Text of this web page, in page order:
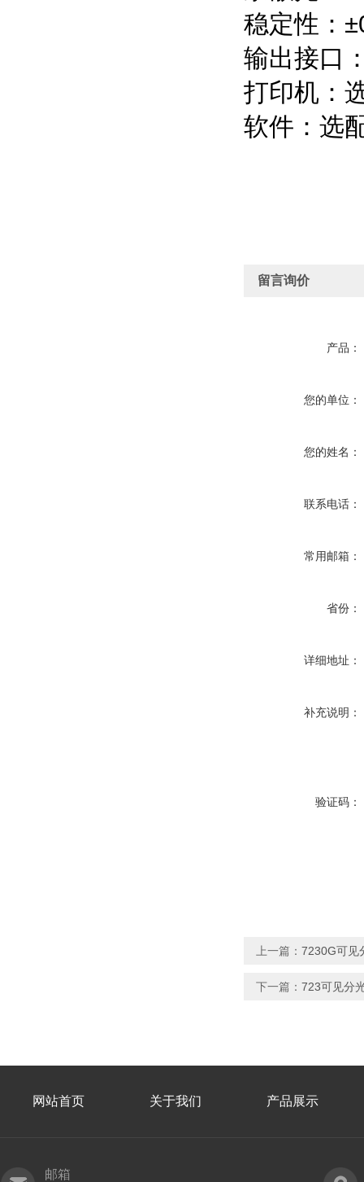
稳定性：
输出接口
打印机：
软件：选
留言询价
产品：
您的单位：
您的姓名：
联系电话：
常用邮箱：
省份：
详细地址：
补充说明：
验证码：
上一篇： 7230G可见
下一篇： 723可见分
网站首页 关于我们 产品展示
邮箱